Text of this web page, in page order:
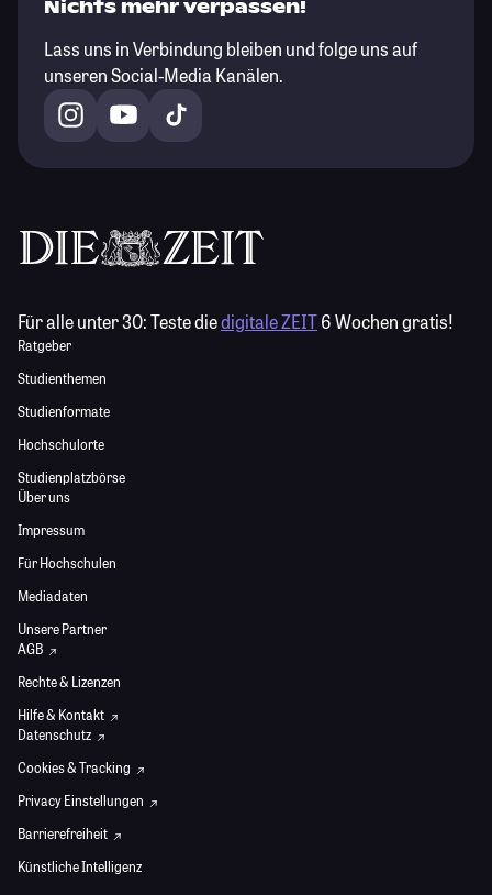
Nichts mehr verpassen!
Lass uns in Verbindung bleiben und folge uns auf
unseren Social-Media Kanälen.
Für alle unter 30:Teste diedigitale ZEIT6 Wochen gratis!
Ratgeber
Studienthemen
Studienformate
Hochschulorte
Studienplatzbörse
Über uns
Impressum
Für Hochschulen
Mediadaten
Unsere Partner
AGB
Rechte & Lizenzen
Hilfe & Kontakt
Datenschutz
Cookies & Tracking
Privacy Einstellungen
Barrierefreiheit
Künstliche Intelligenz